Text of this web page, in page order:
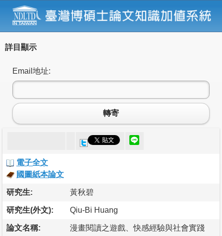
詳目顯示
Email地址:
轉寄
電子全文
國圖紙本論文
研究生: 黃秋碧
研究生(外文): Qiu-Bi Huang
論文名稱: 漫畫閱讀之遊戲、快感經驗與社會實踐